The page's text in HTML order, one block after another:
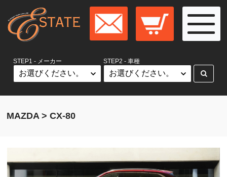
STEP1 - メーカー STEP2 - 車種
MAZDA > CX-80